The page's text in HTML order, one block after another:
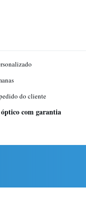
do cliente
com garantia